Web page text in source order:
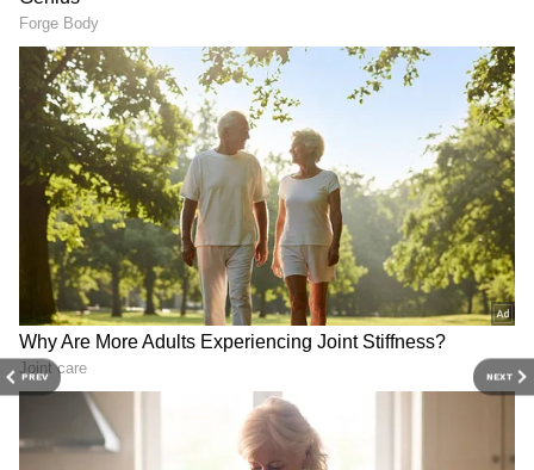
PREV NEXT
ఓపెనర్‌గా దిగిన జేక్ ఫ్రేజర్-మెక్‌గుర్క్ తుఫాను బ్యాటింగ్
ప్రదర్శన ఇచ్చాడు.
Related Articles
Cricket: ఒకే నెలలో 8 మంది స్టార్ క్రికెటర్ల రిటైర్మెంట్